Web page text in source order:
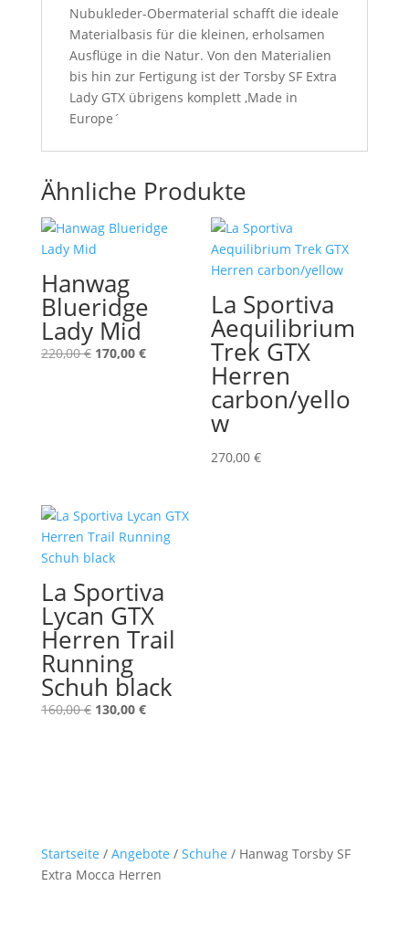
Nubukleder-Obermaterial schafft die ideale
Materialbasis für die kleinen, erholsamen
Ausflüge in die Natur. Von den Materialien
bis hin zur Fertigung ist der Torsby SF Extra
Lady GTX übrigens komplett ‚Made in
Europe´
Ähnliche Produkte
Hanwag
Blueridge
Lady Mid
220,00€ Ursprünglicher
170,00 €Aktueller
La Sportiva
Aequilibrium
Trek GTX
Herren
carbon/yello
w
270,00€
La Sportiva
Lycan GTX
Herren Trail
Running
Schuh black
160,00€ Ursprünglicher
130,00 €Aktueller
Startseite / Angebote / Schuhe / Hanwag Torsby SF
Extra Mocca Herren